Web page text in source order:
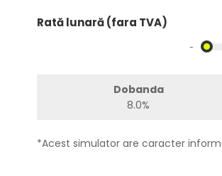
Rată lunară (fara TVA)
-
Dobanda
8.0%
*Acest simulator are caracter